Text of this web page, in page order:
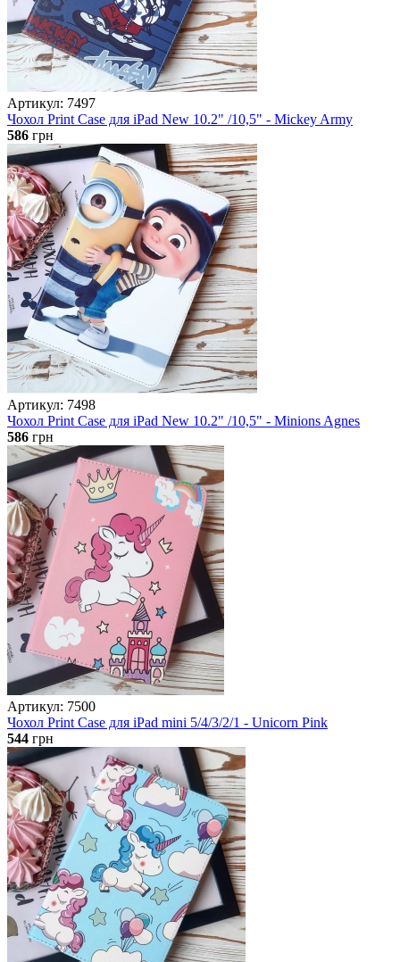
Артикул: 7497
Чохол Print Case для iPad New 10.2" /10,5" - Mickey Army
586 грн
Артикул: 7498
Чохол Print Case для iPad New 10.2" /10,5" - Minions Agnes
586 грн
Артикул: 7500
Чохол Print Case для iPad mini 5/4/3/2/1 - Unicorn Pink
544 грн